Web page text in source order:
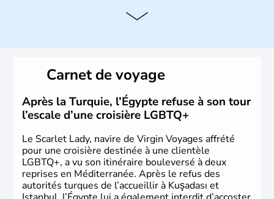
Histoire et administration
qui constitueront en 1299 les fondations de l'Empire
ottoman. Après avoir rattaché l'Anatolie et la Thrace
orientale au territoire turc, la République est proclamée
le 29 octobre 1923. Ankara remplace alors Istanbul au
titre de capitale du pays.
Carnet de voyage
Après la Turquie, l’Égypte refuse à son tour
l’escale d’une croisière LGBTQ+
Le Scarlet Lady, navire de Virgin Voyages affrété
pour une croisière destinée à une clientèle
LGBTQ+, a vu son itinéraire bouleversé à deux
reprises en Méditerranée. Après le refus des
autorités turques de l’accueillir à Kuşadası et